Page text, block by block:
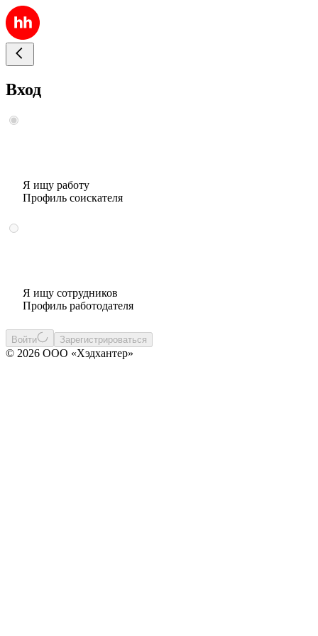
Вход
Я ищу работу
Профиль соискателя
Я ищу сотрудников
Профиль работодателя
Войти Зарегистрироваться
© 2026 ООО «Хэдхантер»